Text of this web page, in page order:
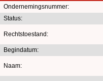
Ondernemingsnummer:
Status:
Rechtstoestand:
Begindatum:
Naam: